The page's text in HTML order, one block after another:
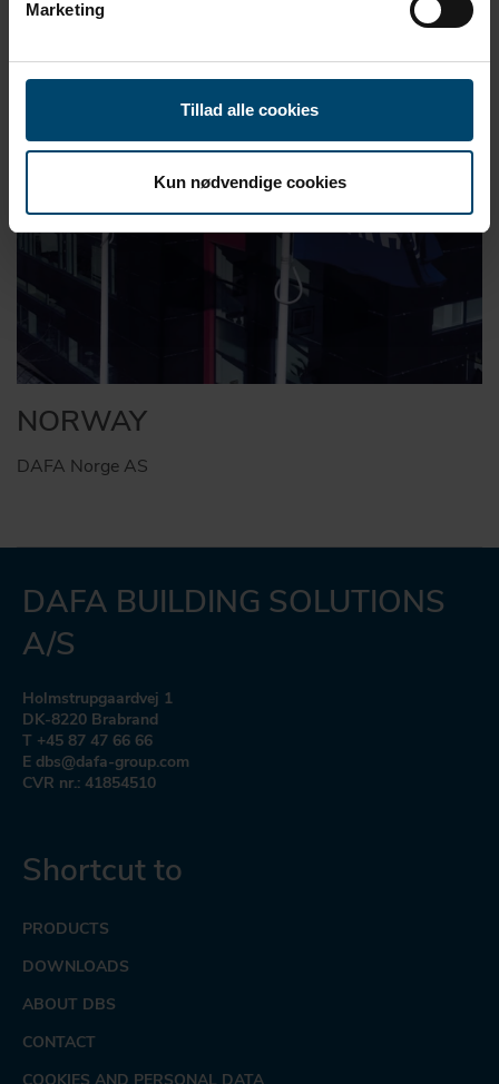
Marketing
Tillad alle cookies
Kun nødvendige cookies
NORWAY
DAFA Norge AS
DAFA BUILDING SOLUTIONS
A/S
Holmstrupgaardvej 1
DK-8220 Brabrand
T +45 87 47 66 66
E dbs@dafa-group.com
CVR nr.: 41854510
Shortcut to
PRODUCTS
DOWNLOADS
ABOUT DBS
CONTACT